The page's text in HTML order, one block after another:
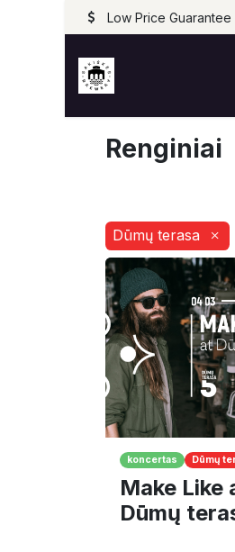
Low Price Guarantee
Renginiai
Dūmų terasa ×
koncertas Dūmų
Make Like
Dūmų